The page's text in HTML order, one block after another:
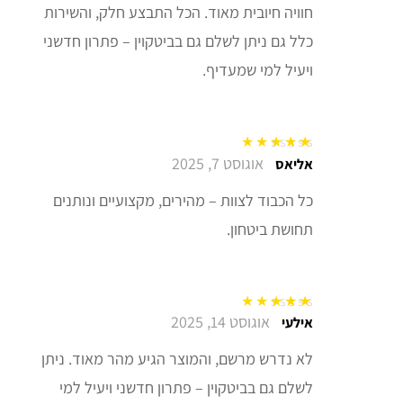
חוויה חיובית מאוד. הכל התבצע חלק, והשירות
כלל גם ניתן לשלם גם בביטקוין – פתרון חדשני
ויעיל למי שמעדיף.
דורג5מתוך 5אליאס אוגוסט 7, 2025
כל הכבוד לצוות – מהירים, מקצועיים ונותנים
תחושת ביטחון.
דורג5מתוך 5אילעי אוגוסט 14, 2025
לא נדרש מרשם, והמוצר הגיע מהר מאוד. ניתן
לשלם גם בביטקוין – פתרון חדשני ויעיל למי